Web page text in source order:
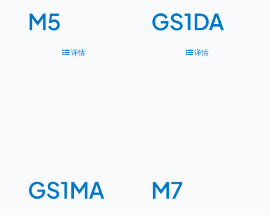
M5
详情
GS1DA
详情
GS1MA M7